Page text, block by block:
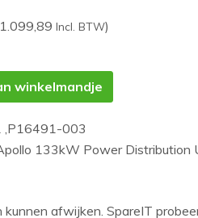
Incl. BTW)
winkelmandje
003
133kW Power Distribution
kunnen afwijken. SpareIT